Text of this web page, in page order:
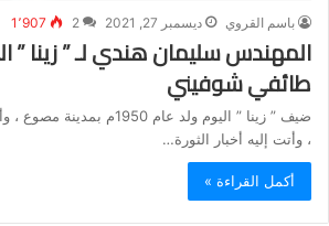
باسم القروي ديسمبر 27, 2021 2 1٬907
المهندس سليمان هندي لـ ” زينا ”
طائفي شوفيني
ضيف ” زينا ” اليوم ولد عام
، وأتت إليه أخبار الثورة…
أكمل القراءة »